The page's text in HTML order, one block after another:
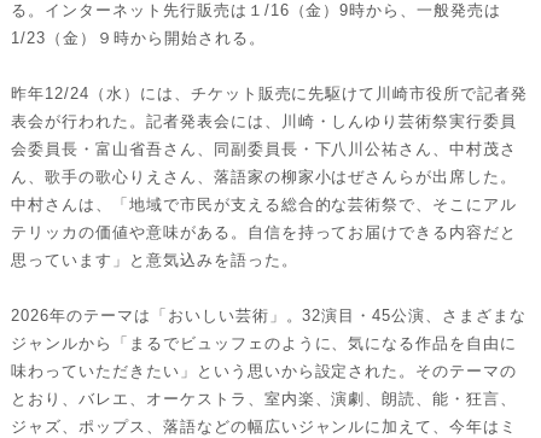
る。インターネット先行販売は１/16（金）9時から、一般発売は
1/23（金）９時から開始される。
昨年12/24（水）には、チケット販売に先駆けて川崎市役所で記者発
表会が行われた。記者発表会には、川崎・しんゆり芸術祭実行委員
会委員長・富山省吾さん、同副委員長・下八川公祐さん、中村茂さ
ん、歌手の歌心りえさん、落語家の柳家小はぜさんらが出席した。
中村さんは、「地域で市民が支える総合的な芸術祭で、そこにアル
テリッカの価値や意味がある。自信を持ってお届けできる内容だと
思っています」と意気込みを語った。
2026年のテーマは「おいしい芸術」。32演目・45公演、さまざまな
ジャンルから「まるでビュッフェのように、気になる作品を自由に
味わっていただきたい」という思いから設定された。そのテーマの
とおり、バレエ、オーケストラ、室内楽、演劇、朗読、能・狂言、
ジャズ、ポップス、落語などの幅広いジャンルに加えて、今年はミ